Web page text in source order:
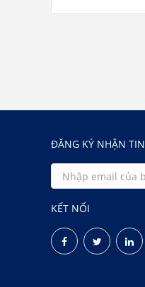
ĐĂNG KÝ NHẬN TIN
KẾT NỐI